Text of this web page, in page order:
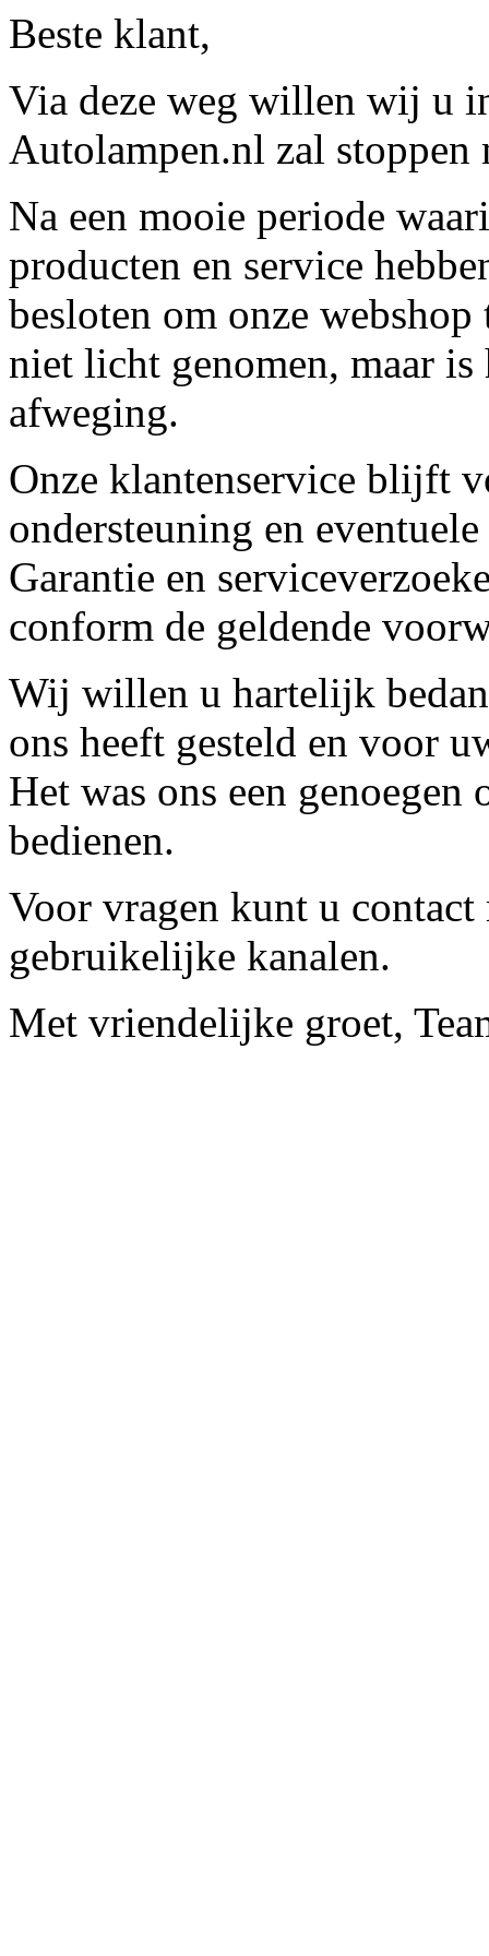
Beste klant,
Via deze weg willen wij u
Autolampen.nl zal stoppen
Na een mooie periode
producten en service
besloten om onze
niet licht genomen, maar
afweging.
Onze klantenservice blijft
ondersteuning en
Garantie en
conform de geldende
Wij willen u hartelijk
ons heeft gesteld en voor
Het was ons een
bedienen.
Voor vragen kunt u contact
gebruikelijke kanalen.
Met vriendelijke groet,